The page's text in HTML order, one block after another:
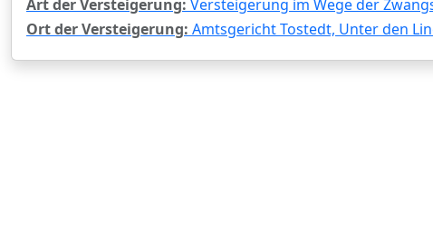
Art der Versteigerung: Versteigerung im Wege der
Ort der Versteigerung: Amtsgericht Tostedt, Unter den